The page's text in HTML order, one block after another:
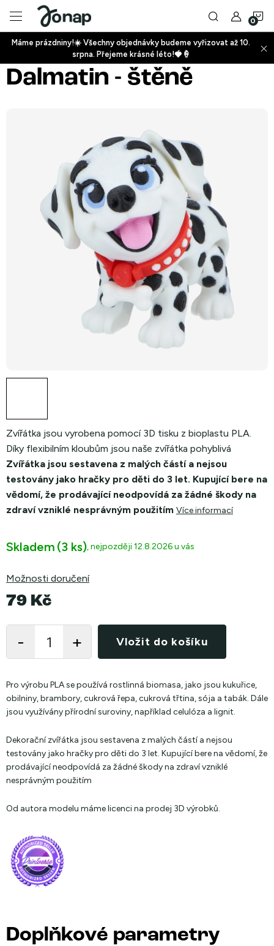
obsah
+
Máme prázdniny!☀️ Všechny objednávky budeme vyřizovat až 10.
srpna. Přejeme krásné léto!🍓🍦
Dalmatin - štěně
Zvířátka jsou vyrobena pomocí 3D tisku z bioplastu PLA.
Díky flexibilním kloubům jsou naše zvířátka pohyblivá
Zvířátka jsou sestavena z malých částí a nejsou
testovány jako hračky pro děti do 3 let. Kupující bere na
vědomí, že prodávající neodpovídá za žádné škody na
zdraví vzniklé nesprávným použitím Více informací
Skladem (3 ks) 12.8.2026
Možnosti doručení
79 Kč
cena:
Vložit do košíku
Pro výrobu PLA se používá rostlinná biomasa, jako jsou kukuřice,
obilniny, brambory, cukrová řepa, cukrová třtina, sója a tabák. Dále
jsou využívány přírodní suroviny, například celulóza a lignit.
Dekorační zvířátka jsou sestavena z malých částí a nejsou
testovány jako hračky pro děti do 3 let. Kupující bere na vědomí, že
prodávající neodpovídá za žádné škody na zdraví vzniklé
nesprávným použitím
Od autora modelu máme licenci na prodej 3D výrobků.
Doplňkové parametry